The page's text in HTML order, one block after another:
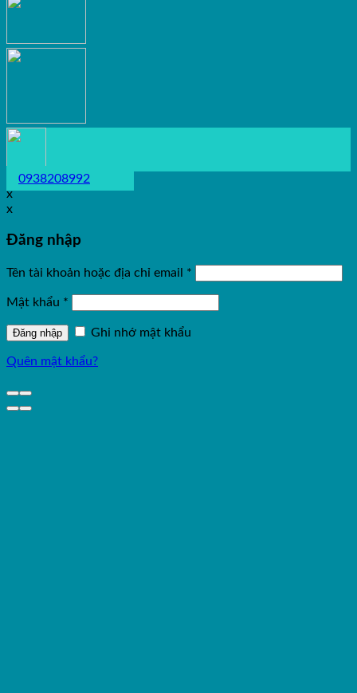
0938208992
x
x
Đăng nhập
Tên tài khoản hoặc địa chỉ email *
Mật khẩu *
Đăng nhập Ghi nhớ mật khẩu
Quên mật khẩu?